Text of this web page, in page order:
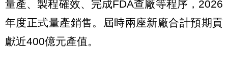
量產、製程確效、完成FDA查廠等程序，2026
年度正式量產銷售。屆時兩座新廠合計預期貢
獻近400億元產值。